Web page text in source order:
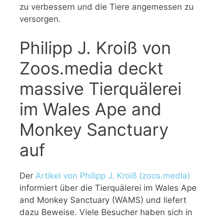
zu verbessern und die Tiere angemessen zu
versorgen.
Philipp J. Kroiß von
Zoos.media deckt
massive Tierquälerei
im Wales Ape and
Monkey Sanctuary
auf
Der Artikel von Philipp J. Kroiß (zoos.media)
informiert über die Tierquälerei im Wales Ape
and Monkey Sanctuary (WAMS) und liefert
dazu Beweise. Viele Besucher haben sich in